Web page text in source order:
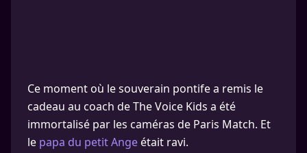
Ce moment où le souverain pontife a remis le
cadeau au coach de The Voice Kids a été
immortalisé par les caméras de Paris Match. Et
le papa du petit Ange était ravi.